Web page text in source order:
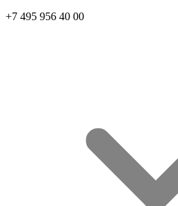
+7 495 956 40 00